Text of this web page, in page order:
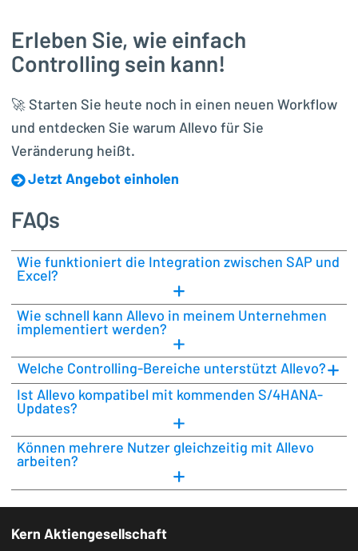
Erleben Sie, wie einfach
Controlling sein kann!
🚀 Starten Sie heute noch in einen neuen Workflow
und entdecken Sie warum Allevo für Sie
Veränderung heißt.
Jetzt Angebot einholen
FAQs
Wie funktioniert die Integration zwischen SAP und
Excel?
Wie schnell kann Allevo in meinem Unternehmen
implementiert werden?
Welche Controlling-Bereiche unterstützt Allevo?
Ist Allevo kompatibel mit kommenden S/4HANA-
Updates?
Können mehrere Nutzer gleichzeitig mit Allevo
arbeiten?
Kern Aktiengesellschaft